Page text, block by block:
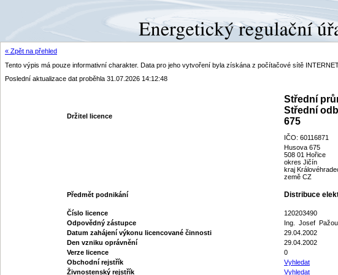
« Zpět na přehled
Tento výpis má pouze informativní charakter. Data pro jeho vytvoření byla získána z počítačové sítě
Poslední aktualizace dat proběhla 31.07.2026 14:12:48
Držitel licence
Střední
Střední
675
IČO: 60116871
Husova 675
508 01 Hořice
okres Jičín
kraj
země CZ
Předmět podnikání Distribuce
Číslo licence
120203490
Odpovědný zástupce
Ing. Josef
Datum zahájení výkonu licencované činnosti
29.04.2002
Den vzniku oprávnění
29.04.2002
Verze licence
0
Obchodní rejstřík
Vyhledat
Živnostenský rejstřík
Vyhledat